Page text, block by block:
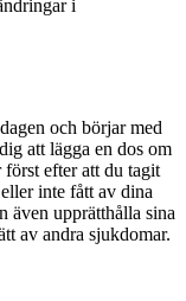
i
och börjar med
att lägga en dos om
efter att du tagit
inte fått av dina
även upprätthålla sina
av andra sjukdomar.